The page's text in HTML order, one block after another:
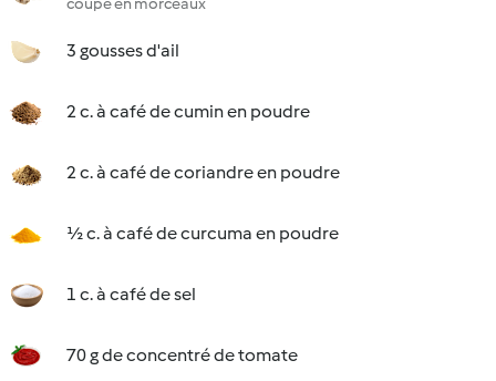
coupé en morceaux
3 gousses d'ail
2 c. à café de cumin en poudre
2 c. à café de coriandre en poudre
½ c. à café de curcuma en poudre
1 c. à café de sel
70 g de concentré de tomate